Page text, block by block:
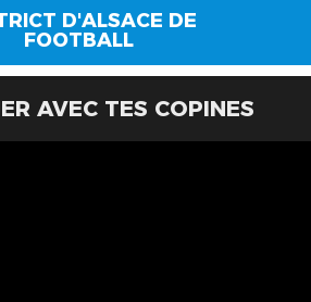
D'ALSACE DE
FOOTBALL
AVEC TES COPINES